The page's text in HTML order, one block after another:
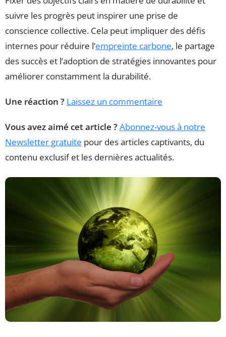
suivre les progrès peut inspirer une prise de
conscience collective. Cela peut impliquer des défis
internes pour réduire l’empreinte carbone, le partage
des succès et l’adoption de stratégies innovantes pour
améliorer constamment la durabilité.
Une réaction ? Laissez un commentaire
Vous avez aimé cet article ?Abonnez-vous à notre
Newsletter gratuite pour des articles captivants, du
contenu exclusif et les dernières actualités.